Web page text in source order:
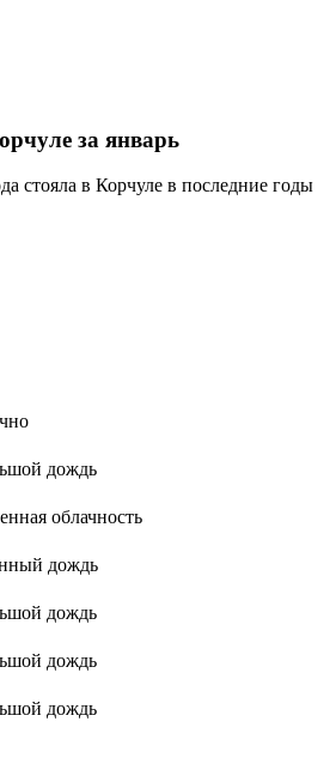
за январь
стояла в Корчуле в последние годы
дождь
облачность
дождь
дождь
дождь
дождь